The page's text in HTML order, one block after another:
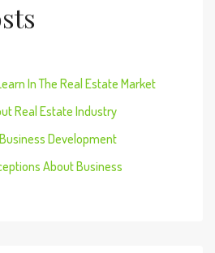
In The Real Estate Market
Real Estate Industry
Development
About Business